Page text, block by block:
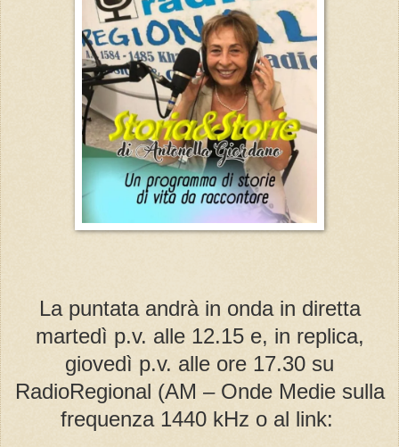
La puntata andrà in onda in diretta
martedì p.v. alle 12.15 e, in replica,
giovedì p.v. alle ore 17.30 su
RadioRegional (AM – Onde Medie sulla
frequenza 1440 kHz o al link: